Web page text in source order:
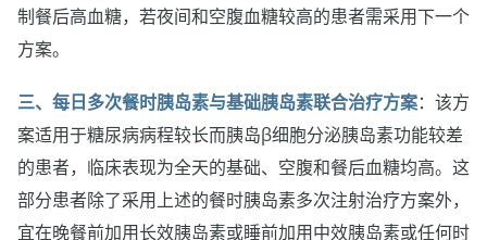
制餐后高血糖，若夜间和空腹血糖较高的患者需采用下一个
方案。
三、每日多次餐时胰岛素与基础胰岛素联合治疗方案：该方
案适用于糖尿病病程较长而胰岛β细胞分泌胰岛素功能较差
的患者，临床表现为全天的基础、空腹和餐后血糖均高。这
部分患者除了采用上述的餐时胰岛素多次注射治疗方案外，
宜在晚餐前加用长效胰岛素或睡前加用中效胰岛素或任何时